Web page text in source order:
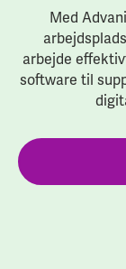
Med
arbejde
software til